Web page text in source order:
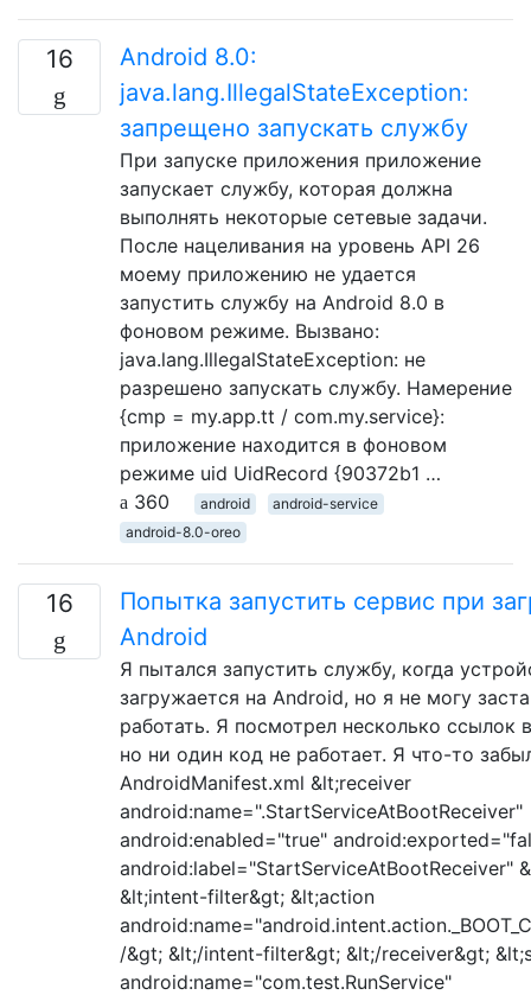
16
Android 8.0:
java.lang.IllegalStateException:
запрещено запускать службу
При запуске приложения приложение
запускает службу, которая должна
выполнять некоторые сетевые задачи.
После нацеливания на уровень API 26
моему приложению не удается
запустить службу на Android 8.0 в
фоновом режиме. Вызвано:
java.lang.IllegalStateException: не
разрешено запускать службу. Намерение
{cmp = my.app.tt / com.my.service}:
приложение находится в фоновом
режиме uid UidRecord {90372b1 …
360
android
android-service
android-8.0-oreo
16
Попытка запустить сервис при
Android
Я пытался запустить службу, когда
загружается на Android, но я не могу
работать. Я посмотрел несколько ссылок
но ни один код не работает. Я что-то
AndroidManifest.xml &lt;receiver
android:name=".StartServiceAtBootReceiver"
android:enabled="true"
android:label="StartServiceAtBootReceiver"
&lt;intent-filter&gt; &lt;action
/&gt; &lt;/intent-filter&gt; &lt;/receiver&gt;
android:name="com.test.RunService"